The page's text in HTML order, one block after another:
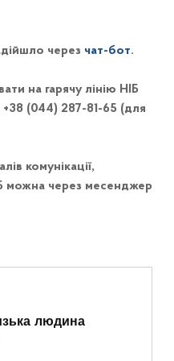
через чат-бот.
на гарячу лінію НІБ
(044) 287-81-65 (для
комунікації,
можна через месенджер
людина